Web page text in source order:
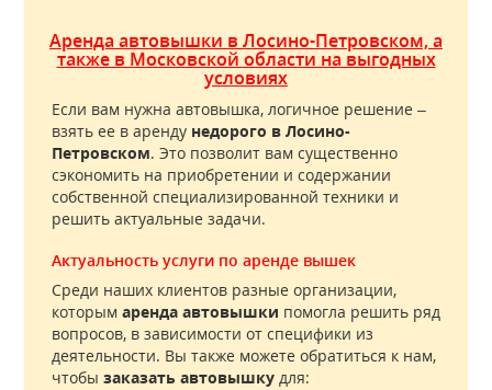
Аренда автовышки в Лосино-Петровском, а
также в Московской области на выгодных
условиях
Если вам нужна автовышка, логичное решение –
взять ее в аренду недорого в Лосино-
Петровском. Это позволит вам существенно
сэкономить на приобретении и содержании
собственной специализированной техники и
решить актуальные задачи.
Актуальность услуги по аренде вышек
Среди наших клиентов разные организации,
которымаренда автовышки помогла решить ряд
вопросов, в зависимости от специфики из
деятельности. Вы также можете обратиться к нам,
чтобызаказать автовышку для: